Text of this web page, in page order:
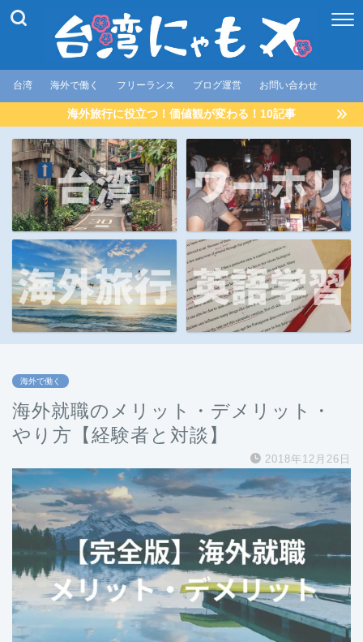
台湾 海外で働く フリーランス ブログ運営 お問い合わせ
海外旅行に役立つ！価値観が変わる！10記事
海外で働く
海外就職のメリット・デメリット・
やり方【経験者と対談】
2018年12月26日